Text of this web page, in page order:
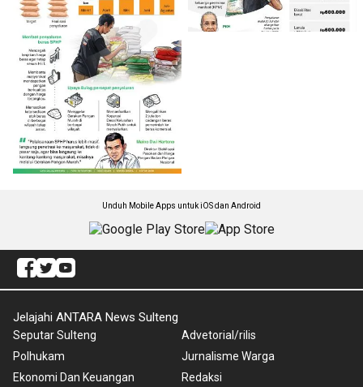
Unduh Mobile Apps untuk iOS dan Android
Jelajahi ANTARA News Sulteng
Seputar Sulteng
Polhukam
Ekonomi Dan Keuangan
Advetorial/rilis
Jurnalisme Warga
Redaksi